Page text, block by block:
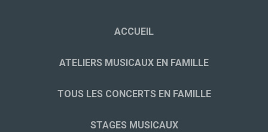
ACCUEIL
ATELIERS MUSICAUX EN FAMILLE
TOUS LES CONCERTS EN FAMILLE
STAGES MUSICAUX